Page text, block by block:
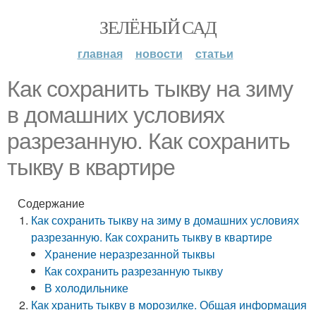
ЗЕЛЁНЫЙ САД
главная новости статьи
Как сохранить тыкву на зиму
в домашних условиях
разрезанную. Как сохранить
тыкву в квартире
Содержание
Как сохранить тыкву на зиму в домашних условиях
разрезанную. Как сохранить тыкву в квартире
Хранение неразрезанной тыквы
Как сохранить разрезанную тыкву
В холодильнике
Как хранить тыкву в морозилке. Общая информация